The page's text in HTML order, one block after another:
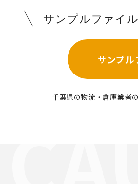
サンプルファイ
サンプル
千葉県の物流・倉庫業者